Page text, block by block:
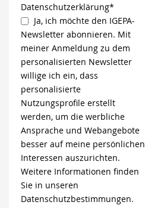
Datenschutzerklärung*
Ja, ich möchte den IGEPA-
Newsletter abonnieren. Mit
meiner Anmeldung zu dem
personalisierten Newsletter
willige ich ein, dass
personalisierte
Nutzungsprofile erstellt
werden, um die werbliche
Ansprache und Webangebote
besser auf meine persönlichen
Interessen auszurichten.
Weitere Informationen finden
Sie in unseren
Datenschutzbestimmungen.